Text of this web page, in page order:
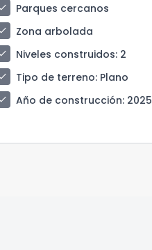
Parques cercanos
Zona arbolada
Niveles construidos: 2
Tipo de terreno: Plano
Año de construcción: 2025